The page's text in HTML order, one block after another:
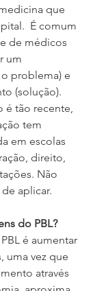
que
É comum
de médicos
um
problema) e
(solução).
é tão recente,
tem
em escolas
direito,
Não
aplicar.
do PBL?
é aumentar
uma vez que
através